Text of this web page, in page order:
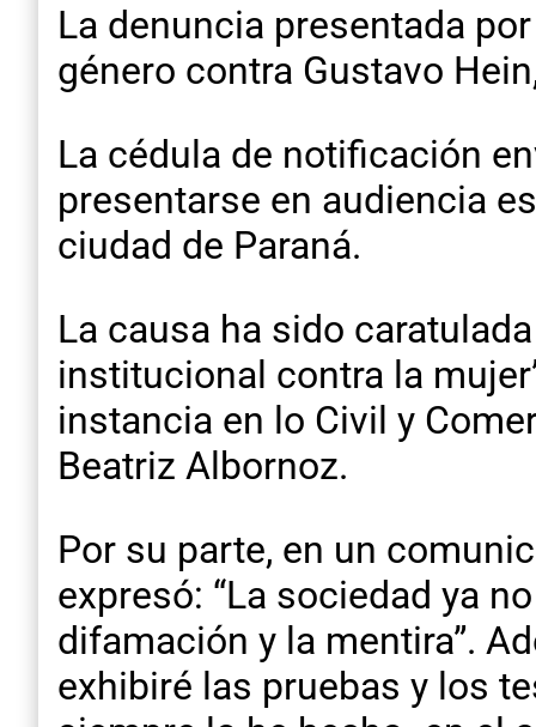
La denuncia presentada
género contra Gustavo
La cédula de notificación
presentarse en audiencia
ciudad de Paraná.
La causa ha sido
institucional contra la
instancia en lo Civil y
Beatriz Albornoz.
Por su parte, en un
expresó: “La sociedad ya
difamación y la mentira”.
exhibiré las pruebas y los